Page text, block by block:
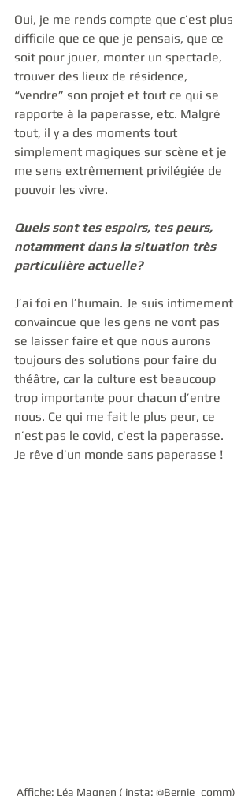
Oui, je me rends compte que c’est plus
difficile que ce que je pensais, que ce
soit pour jouer, monter un spectacle,
trouver des lieux de résidence,
“vendre” son projet et tout ce qui se
rapporte à la paperasse, etc. Malgré
tout, il y a des moments tout
simplement magiques sur scène et je
me sens extrêmement privilégiée de
pouvoir les vivre.
Quels sont tes espoirs, tes peurs,
notamment dans la situation très
particulière actuelle?
J’ai foi en l’humain. Je suis intimement
convaincue que les gens ne vont pas
se laisser faire et que nous aurons
toujours des solutions pour faire du
théâtre, car la culture est beaucoup
trop importante pour chacun d’entre
nous. Ce qui me fait le plus peur, ce
n’est pas le covid, c’est la paperasse.
Je rêve d’un monde sans paperasse !
Affiche: Léa Magnen ( insta: @Bernie_comm)